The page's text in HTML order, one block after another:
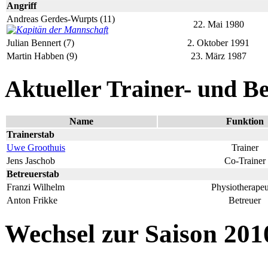
Angriff
Andreas Gerdes-Wurpts (11)
22. Mai 1980
Julian Bennert (7)
2. Oktober 1991
Martin Habben (9)
23. März 1987
Aktueller Trainer- und
Name
Funktion
Trainerstab
Uwe Groothuis
Trainer
Jens Jaschob
Co-Trainer
Betreuerstab
Franzi Wilhelm
Anton Frikke
Betreuer
Wechsel zur Saison